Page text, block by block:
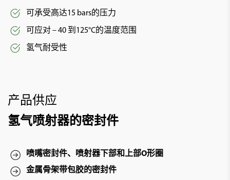
可承受高达15 bars的压力
可应对 – 40 到125°C的温度范围
氢气耐受性
产品供应
氢气喷射器的密封件
喷嘴密封件、喷射器下部和上部O形圈
金属骨架带包胶的密封件